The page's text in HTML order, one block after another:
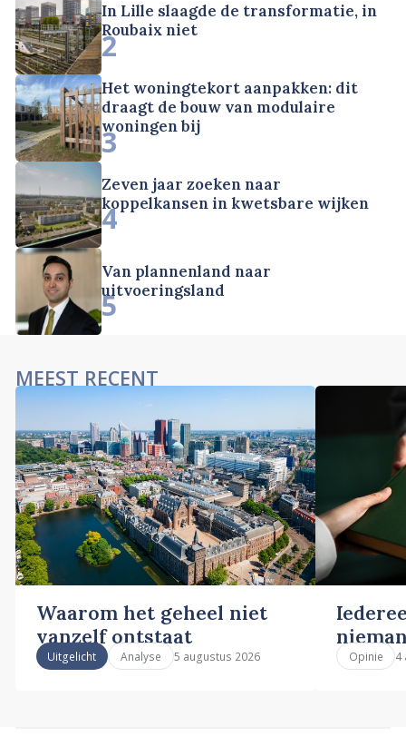
In Lille slaagde de transformatie, in
Roubaix niet
2
Het woningtekort aanpakken: dit
draagt de bouw van modulaire
woningen bij
3
Zeven jaar zoeken naar
koppelkansen in kwetsbare wijken
4
Van plannenland naar
uitvoeringsland
5
MEEST RECENT
Waarom het geheel niet
vanzelf ontstaat
Uitgelicht Analyse 5 augustus 2026 Opinie 4